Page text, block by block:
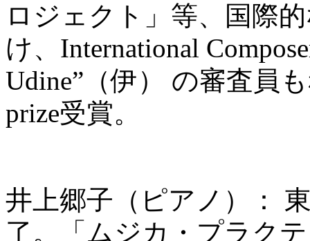
ロジェクト」等、国際
け、International
Udine”（伊） の審査員
prize受賞。
井上郷子（ピアノ）：
了。「ムジカ・プラク